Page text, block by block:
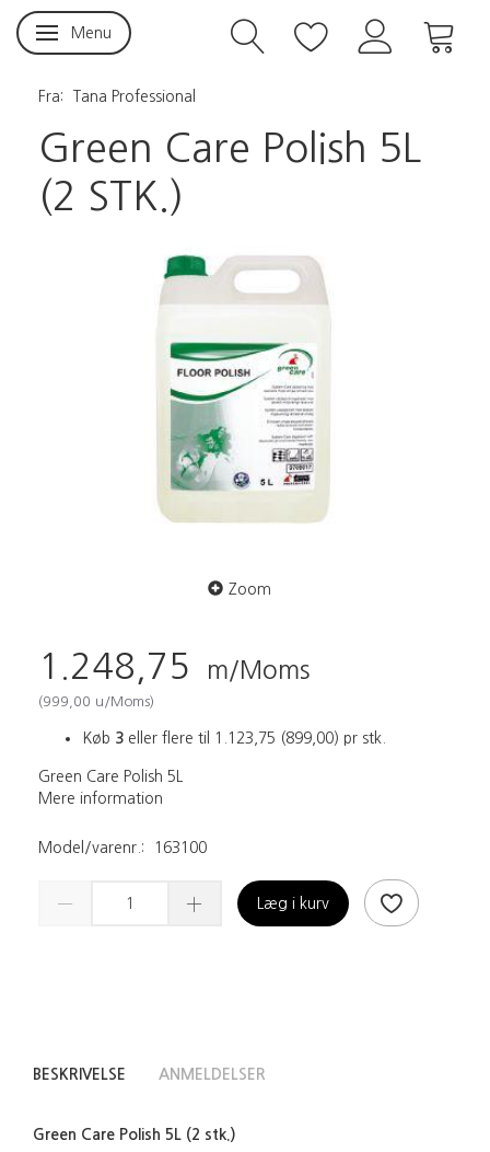
Skifte navigation
Menu
Fra: Tana Professional
Green Care Polish 5L
(2 STK.)
Zoom
1.248,75 m/Moms
(999,00 u/Moms)
Køb 3 eller flere til 1.123,75 (899,00) pr stk.
Green Care Polish 5L
Mere information
Model/varenr.: 163100
Læg i kurv
BESKRIVELSE ANMELDELSER
Green Care Polish 5L (2 stk.)